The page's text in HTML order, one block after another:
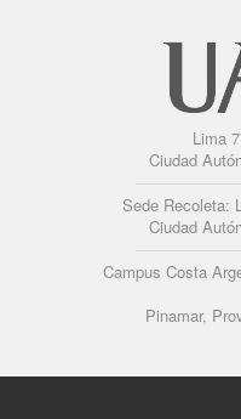
Lima
Ciudad
Sede Recoleta:
Ciudad
Campus Costa
Pinamar,